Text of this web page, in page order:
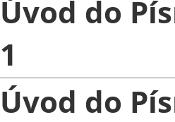
Úvod do
1
Úvod do